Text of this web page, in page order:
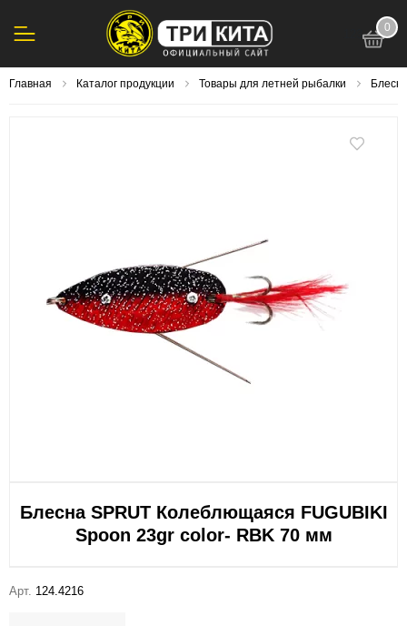
0
Главная Каталог продукции Товары для летней рыбалки
Блесна SPRUT Колеблющаяся FUGUBIKI
Spoon 23gr color- RBK 70 мм
Арт. 124.4216